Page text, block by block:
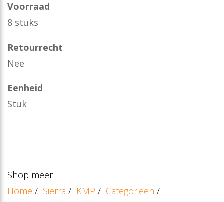
Voorraad
8 stuks
Retourrecht
Nee
Eenheid
Stuk
Shop meer
Home / Sierra / KMP / Categorieën /